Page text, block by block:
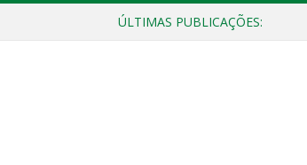
ÚLTIMAS PUBLICAÇÕES: